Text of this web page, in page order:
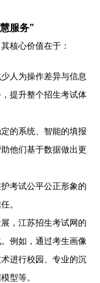
服务”
核心价值在于：
人为操作差异与信息
提升整个招生考试体
的系统、智能的填报
他们基于数据做出更
考试公平公正形象的
。
，江苏招生考试网的
例如，通过考生画像
进行校园、专业的沉
型等。